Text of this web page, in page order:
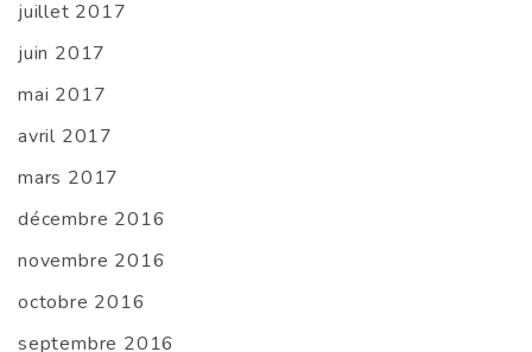
juillet 2017
juin 2017
mai 2017
avril 2017
mars 2017
décembre 2016
novembre 2016
octobre 2016
septembre 2016